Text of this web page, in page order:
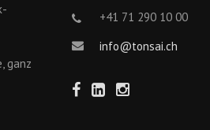
ganz
+41 71 290 10 00
info@tonsai.ch